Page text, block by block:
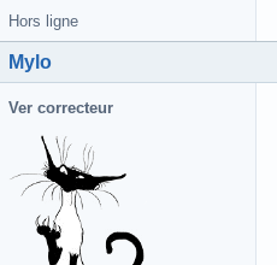
Hors ligne
Mylo
Ver correcteur